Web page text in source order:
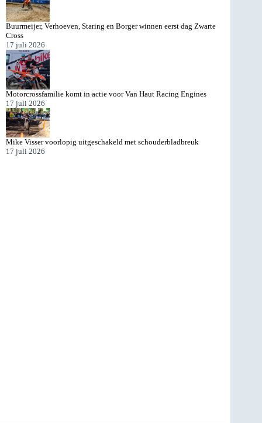
Buurmeijer, Verhoeven, Staring en Borger winnen eerst dag Zwarte
Cross
17 juli 2026
Motorcrossfamilie komt in actie voor Van Haut Racing Engines
17 juli 2026
Mike Visser voorlopig uitgeschakeld met schouderbladbreuk
17 juli 2026